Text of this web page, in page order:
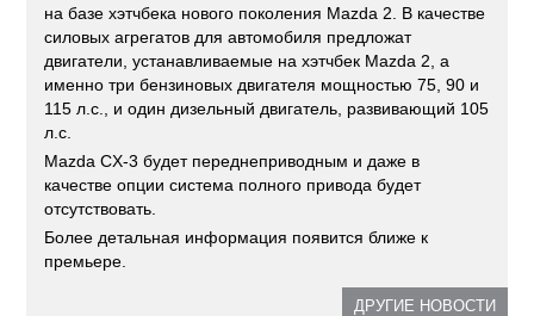
на базе хэтчбека нового поколения Mazda 2. В качестве
силовых агрегатов для автомобиля предложат
двигатели, устанавливаемые на хэтчбек Mazda 2, а
именно три бензиновых двигателя мощностью 75, 90 и
115 л.с., и один дизельный двигатель, развивающий 105
л.с.
Mazda CX-3 будет переднеприводным и даже в
качестве опции система полного привода будет
отсутствовать.
Более детальная информация появится ближе к
премьере.
ДРУГИЕ НОВОСТИ